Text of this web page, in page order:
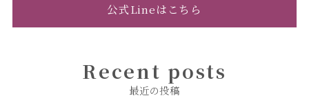
公式Lineはこちら
Recent posts
最近の投稿